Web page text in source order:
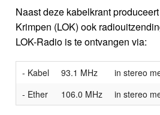
Naast deze kabelkrant
Krimpen (LOK) ook
LOK-Radio is te ontvangen via:
- Kabel 93.1 MHz
in stereo
- Ether
106.0 MHz in stereo